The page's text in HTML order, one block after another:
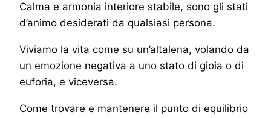
Calma e armonia interiore stabile, sono gli stati
d’animo desiderati da qualsiasi persona.
Viviamo la vita come su un’altalena, volando da
un emozione negativa a uno stato di gioia o di
euforia, e viceversa.
Come trovare e mantenere il punto di equilibrio